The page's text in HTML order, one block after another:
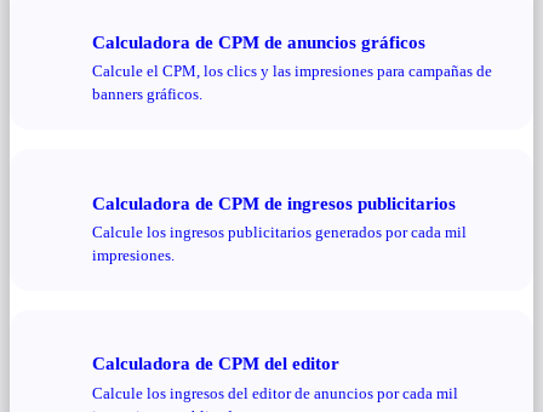
Calculadora de CPM de anuncios gráficos
Calcule el CPM, los clics y las impresiones para campañas de
banners gráficos.
Calculadora de CPM de ingresos publicitarios
Calcule los ingresos publicitarios generados por cada mil
impresiones.
Calculadora de CPM del editor
Calcule los ingresos del editor de anuncios por cada mil